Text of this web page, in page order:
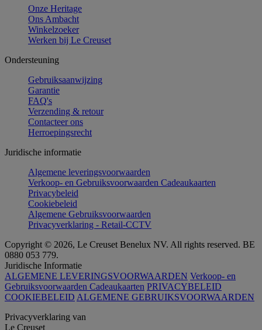
Onze Heritage
Ons Ambacht
Winkelzoeker
Werken bij Le Creuset
Ondersteuning
Gebruiksaanwijzing
Garantie
FAQ's
Verzending & retour
Contacteer ons
Herroepingsrecht
Juridische informatie
Algemene leveringsvoorwaarden
Verkoop- en Gebruiksvoorwaarden Cadeaukaarten
Privacybeleid
Cookiebeleid
Algemene Gebruiksvoorwaarden
Privacyverklaring - Retail-CCTV
Copyright © 2026, Le Creuset Benelux NV. All rights reserved. BE
0880 053 779.
Juridische Informatie
ALGEMENE LEVERINGSVOORWAARDEN Verkoop- en
Gebruiksvoorwaarden Cadeaukaarten PRIVACYBELEID
COOKIEBELEID ALGEMENE GEBRUIKSVOORWAARDEN
Privacyverklaring van
Le Creuset